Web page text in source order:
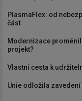
PlasmaFlex: od
část
Modernizace
projekt?
Vlastní cesta k
Unie odložila